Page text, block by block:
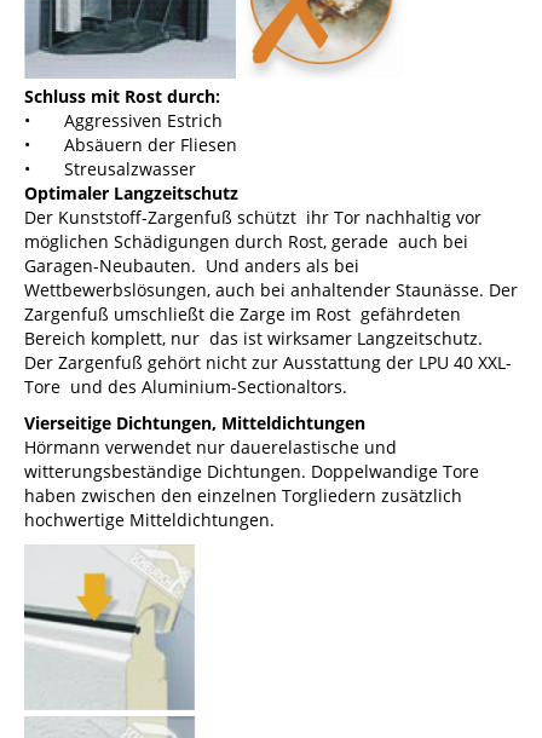
Schluss mit Rost durch:
• Aggressiven Estrich
• Absäuern der Fliesen
• Streusalzwasser
Optimaler Langzeitschutz
Der Kunststoff-Zargenfuß schützt ihr Tor nachhaltig vor
möglichen Schädigungen durch Rost, gerade auch bei
Garagen-Neubauten. Und anders als bei
Wettbewerbslösungen, auch bei anhaltender Staunässe. Der
Zargenfuß umschließt die Zarge im Rost gefährdeten
Bereich komplett, nur das ist wirksamer Langzeitschutz.
Der Zargenfuß gehört nicht zur Ausstattung der LPU 40 XXL-
Tore und des Aluminium-Sectionaltors.
Vierseitige Dichtungen, Mitteldichtungen
Hörmann verwendet nur dauerelastische und
witterungsbeständige Dichtungen. Doppelwandige Tore
haben zwischen den einzelnen Torgliedern zusätzlich
hochwertige Mitteldichtungen.